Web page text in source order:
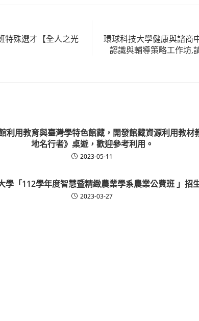
特殊選才【全人之光
環球科技大學健康與諮商
認識與輔導策略工作坊,
利用教育與臺灣學特色館藏，開發館藏資源利用教材
地名行者》桌遊，歡迎參考利用。
2023-05-11
學「112學年度智慧暨精緻農業學系農業公費班 」招
2023-03-27